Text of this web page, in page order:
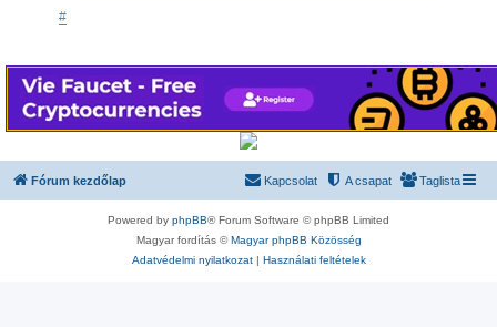
#
Fórum kezdőlap Taglista
A csapat
Kapcsolat
Powered by phpBB® Forum Software © phpBB Limited
Magyar fordítás © Magyar phpBB Közösség
Adatvédelmi nyilatkozat| Használati feltételek